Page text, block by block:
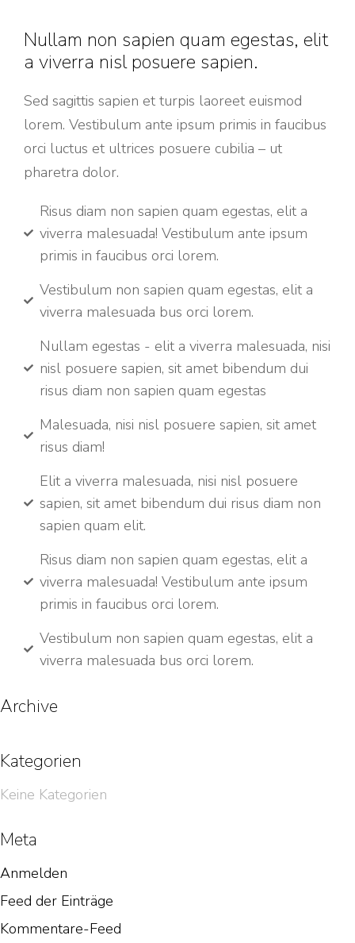
Nullam non sapien quam egestas, elit
a viverra nisl posuere sapien.
Sed sagittis sapien et turpis laoreet euismod
lorem. Vestibulum ante ipsum primis in faucibus
orci luctus et ultrices posuere cubilia – ut
pharetra dolor.
Risus diam non sapien quam egestas, elit a
viverra malesuada! Vestibulum ante ipsum
primis in faucibus orci lorem.
Vestibulum non sapien quam egestas, elit a
viverra malesuada bus orci lorem.
Nullam egestas - elit a viverra malesuada, nisi
nisl posuere sapien, sit amet bibendum dui
risus diam non sapien quam egestas
Malesuada, nisi nisl posuere sapien, sit amet
risus diam!
Elit a viverra malesuada, nisi nisl posuere
sapien, sit amet bibendum dui risus diam non
sapien quam elit.
Risus diam non sapien quam egestas, elit a
viverra malesuada! Vestibulum ante ipsum
primis in faucibus orci lorem.
Vestibulum non sapien quam egestas, elit a
viverra malesuada bus orci lorem.
Archive
Kategorien
Keine Kategorien
Meta
Anmelden
Feed der Einträge
Kommentare-Feed